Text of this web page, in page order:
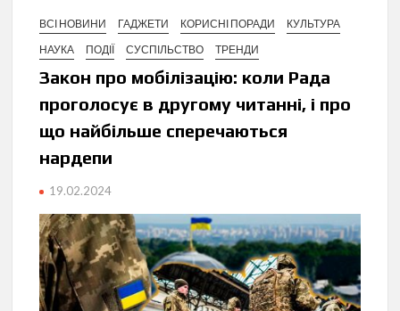
ВСІ НОВИНИ ГАДЖЕТИ КОРИСНІ ПОРАДИ
КУЛЬТУРА
НАУКА
ПОДІЇ СУСПІЛЬСТВО ТРЕНДИ
Закон про мобілізацію: коли Рада
проголосує в другому читанні, і про
що найбільше сперечаються
нардепи
19.02.2024